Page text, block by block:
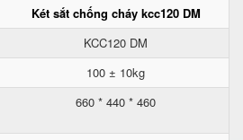
Két sắt chống cháy kcc120 DM
KCC120 DM
100 ± 10kg
660 * 440 * 460